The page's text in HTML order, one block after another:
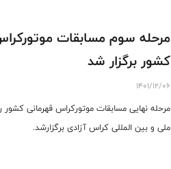
مرحله سوم مسابقات
کشور برگزار شد
1401/12/06
مرحله نهایی مسابقات موتورکراس قهرمانی
ملی و بین المللی کراس آزادی برگزارشد.